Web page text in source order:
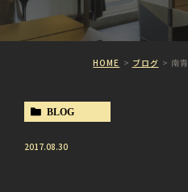
HOME ブログ 南
BLOG
2017.08.30